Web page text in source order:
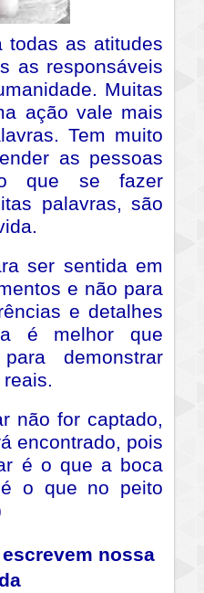
todas as atitudes
as responsáveis
Muitas
ação vale mais
Tem muito
as pessoas
que se fazer
palavras, são
ser sentida em
e não para
e detalhes
é melhor que
demonstrar
não for captado,
encontrado, pois
é o que a boca
o que no peito
nossa